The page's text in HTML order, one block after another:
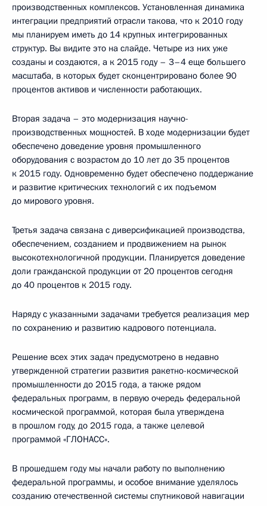
производственных комплексов. Установленная динамика
интеграции предприятий отрасли такова, что к 2010 году
мы планируем иметь до 14 крупных интегрированных
структур. Вы видите это на слайде. Четыре из них уже
созданы и создаются, а к 2015 году – 3–4 еще большего
масштаба, в которых будет сконцентрировано более 90
процентов активов и численности работающих.
Вторая задача – это модернизация научно-
производственных мощностей. В ходе модернизации будет
обеспечено доведение уровня промышленного
оборудования с возрастом до 10 лет до 35 процентов
к 2015 году. Одновременно будет обеспечено поддержание
и развитие критических технологий с их подъемом
до мирового уровня.
Третья задача связана с диверсификацией производства,
обеспечением, созданием и продвижением на рынок
высокотехнологичной продукции. Планируется доведение
доли гражданской продукции от 20 процентов сегодня
до 40 процентов к 2015 году.
Наряду с указанными задачами требуется реализация мер
по сохранению и развитию кадрового потенциала.
Решение всех этих задач предусмотрено в недавно
утвержденной стратегии развития ракетно-космической
промышленности до 2015 года, а также рядом
федеральных программ, в первую очередь федеральной
космической программой, которая была утверждена
в прошлом году, до 2015 года, а также целевой
программой «ГЛОНАСС».
В прошедшем году мы начали работу по выполнению
федеральной программы, и особое внимание уделялось
созданию отечественной системы спутниковой навигации